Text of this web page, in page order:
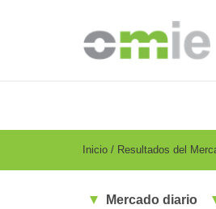
ES
Breadcrumb
Inicio Resultados del
Mercado diario